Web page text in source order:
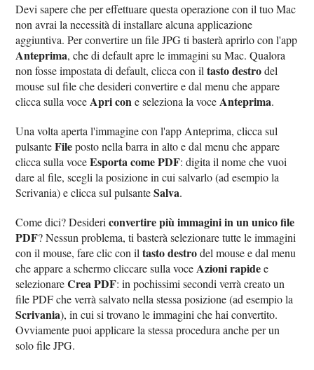
Devi sapere che per effettuare questa operazione con il tuo Mac
non avrai la necessità di installare alcuna applicazione
aggiuntiva. Per convertire un file JPG ti basterà aprirlo con l'app
Anteprima, che di default apre le immagini su Mac. Qualora
non fosse impostata di default, clicca con iltasto destrodel
mouse sul file che desideri convertire e dal menu che appare
clicca sulla voce Apri cone seleziona la voce Anteprima.
Una volta aperta l'immagine con l'app Anteprima, clicca sul
pulsanteFileposto nella barra in alto e dal menu che appare
clicca sulla voceEsporta come PDF: digita il nome che vuoi
dare al file, scegli la posizione in cui salvarlo (ad esempio la
Scrivania) e clicca sul pulsanteSalva.
Come dici? Desidericonvertire più immagini in un unico file
PDF? Nessun problema, ti basterà selezionare tutte le immagini
con il mouse, fare clic con iltasto destrodel mouse e dal menu
che appare a schermo cliccare sulla voce Azioni rapidee
selezionareCrea PDF: in pochissimi secondi verrà creato un
file PDF che verrà salvato nella stessa posizione (ad esempio la
Scrivania), in cui si trovano le immagini che hai convertito.
Ovviamente puoi applicare la stessa procedura anche per un
solo file JPG.